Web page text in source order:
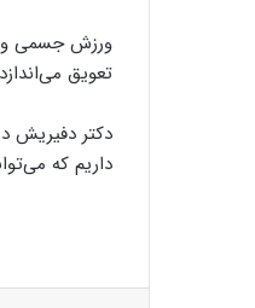
ورزش جسمی و
تعویق
دکتر دفیریش
داریم که